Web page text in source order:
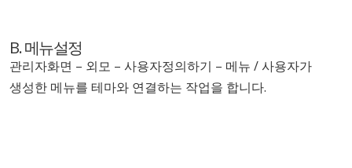
B. 메뉴설정
관리자화면 – 외모 – 사용자정의하기 – 메뉴 / 사용자가
생성한 메뉴를 테마와 연결하는 작업을 합니다.